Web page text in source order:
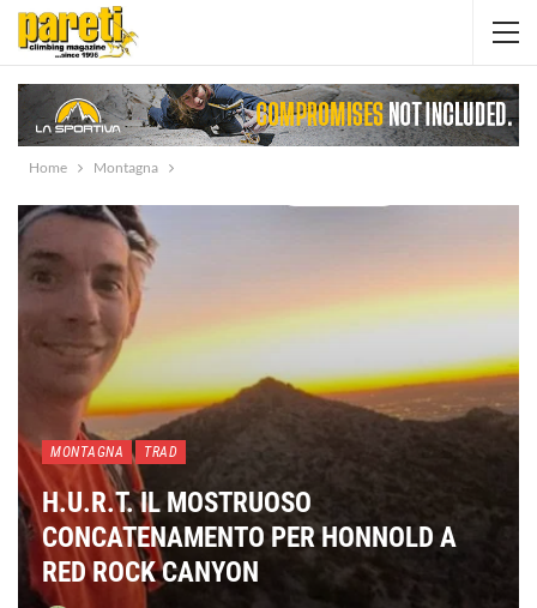
Home Montagna
MONTAGNA TRAD
H.U.R.T. IL MOSTRUOSO
CONCATENAMENTO PER HONNOLD A
RED ROCK CANYON